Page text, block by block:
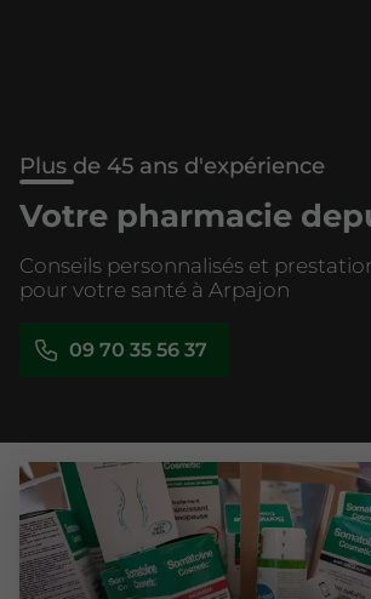
Plus de 45 ans d'expérience
Votre pharmacie
Conseils personnalisés et
pour votre santé à Arpajon
09 70 35 56 37